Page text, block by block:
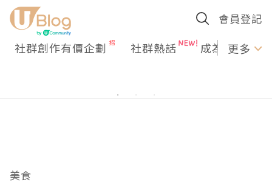
會員登記
社群創作有價企劃 社群熱話 成為U更多
美食